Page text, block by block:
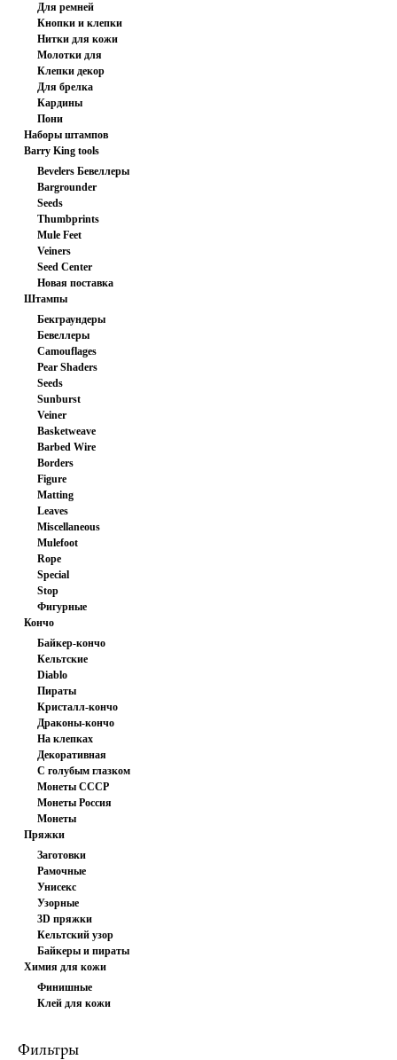
Для ремней
Кнопки и клепки
Нитки для кожи
Молотки для
штампов и...
Клепки декор
Для брелка
заготовка
Кардины
Пони
Наборы штампов
Barry King tools
Bevelers Бевеллеры
Bargrounder
Seeds
Thumbprints
Mule Feet
Veiners
Seed Center
Новая поставка
Штампы
Бекграундеры
Бевеллеры
Camouflages
Pear Shaders
Seeds
Sunburst
Veiner
Basketweave
Barbed Wire
Borders
Figure
Matting
Leaves
Miscellaneous
Mulefoot
Rope
Special
Stop
Фигурные
Кончо
Байкер-кончо
Кельтские
Diablo
Пираты
Кристалл-кончо
Драконы-кончо
На клепках
Декоративная
шайба
С голубым глазком
Монеты СССР
Монеты Россия
Монеты
иностранные
Пряжки
Заготовки
Рамочные
Унисекс
Узорные
3D пряжки
Кельтский узор
Байкеры и пираты
Химия для кожи
Финишные
покрытия
Клей для кожи
Фильтры